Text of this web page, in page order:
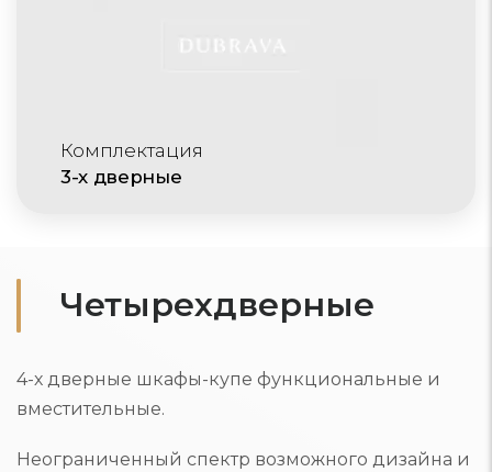
Комплектация
3-х дверные
Четырехдверные
4-х дверные шкафы-купе функциональные и
вместительные.
Неограниченный спектр возможного дизайна и